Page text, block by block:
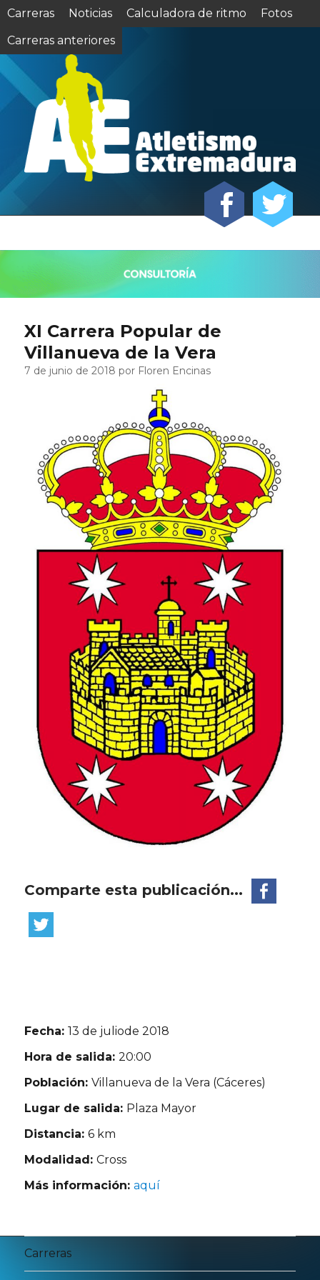
Carreras Noticias Calculadora de ritmo
Fotos
Carreras anteriores
XI Carrera Popular de
Villanueva de la Vera
7 de junio de 2018 por Floren Encinas
Comparte esta publicación...
Fecha:13 de juliode 2018
Hora de salida:20:00
Población:Villanueva de la Vera (Cáceres)
Lugar de salida: Plaza Mayor
Distancia:6 km
Modalidad:Cross
Más información:aquí
Carreras